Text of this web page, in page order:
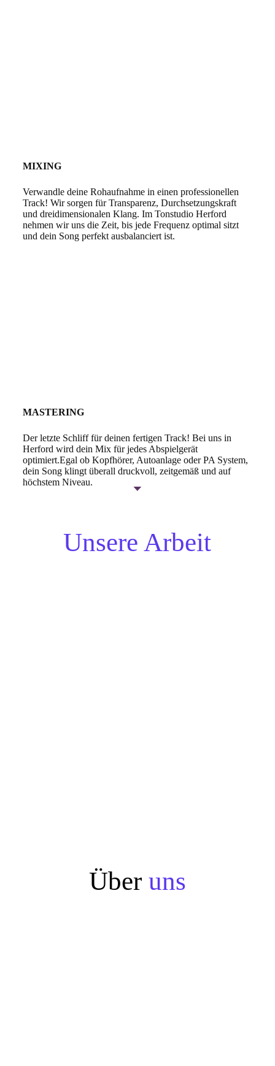
MIXING
Verwandle deine Rohaufnahme in einen professionellen
Track! Wir sorgen für Transparenz, Durchsetzungskraft
und dreidimensionalen Klang. Im Tonstudio Herford
nehmen wir uns die Zeit, bis jede Frequenz optimal sitzt
und dein Song perfekt ausbalanciert ist.
MASTERING
Der letzte Schliff für deinen fertigen Track! Bei uns in
Herford wird dein Mix für jedes Abspielgerät
optimiert.Egal ob Kopfhörer, Autoanlage oder PA System,
dein Song klingt überall druckvoll, zeitgemäß und auf
höchstem Niveau.
Unsere Arbeit
Über uns